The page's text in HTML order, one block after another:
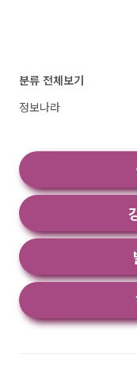
천드립니다. 라오스 여
알려져 있습니다. 이 나
가 좋지 않아 말라리아,
니다. 언론 매체는 정
고 있습니다. 경제적으
으며, 대부분의 인구가
다..<
분류 전체보기
정보나라